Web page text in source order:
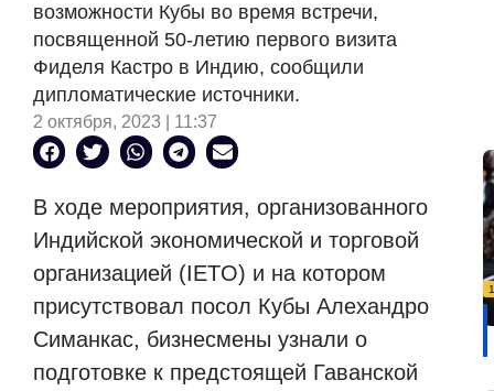
возможности Кубы во время встречи,
посвященной 50-летию первого визита
Фиделя Кастро в Индию, сообщили
дипломатические источники.
2 октября, 2023 | 11:37
В ходе мероприятия, организованного
Индийской экономической и торговой
организацией (IETO) и на котором
присутствовал посол Кубы Алехандро
Симанкас, бизнесмены узнали о
подготовке к предстоящей Гаванской